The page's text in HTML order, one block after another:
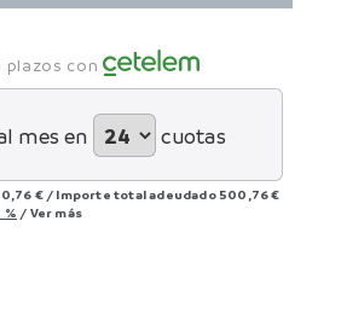
plazos con
mes en cuotas
€ / Importe total adeudado 500,76 €
% / Ver más